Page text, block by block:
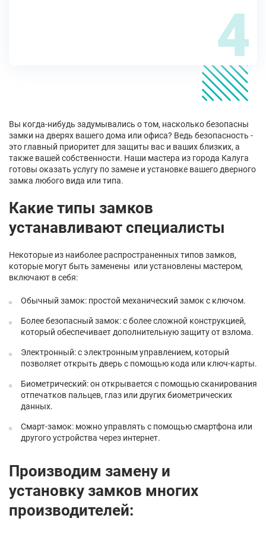
4
Вы когда-нибудь задумывались о том, насколько безопасны
замки на дверях вашего дома или офиса? Ведь безопасность -
это главный приоритет для защиты вас и ваших близких, а
также вашей собственности. Наши мастера из города Калуга
готовы оказать услугу по замене и установке вашего дверного
замка любого вида или типа.
Какие типы замков
устанавливают специалисты
Некоторые из наиболее распространенных типов замков,
которые могут быть заменены или установлены мастером,
включают в себя:
Обычный замок: простой механический замок с ключом.
Более безопасный замок: с более сложной конструкцией,
который обеспечивает дополнительную защиту от взлома.
Электронный: с электронным управлением, который
позволяет открыть дверь с помощью кода или ключ-карты.
Биометрический: он открывается с помощью сканирования
отпечатков пальцев, глаз или других биометрических
данных.
Смарт-замок: можно управлять с помощью смартфона или
другого устройства через интернет.
Производим замену и
установку замков многих
производителей: